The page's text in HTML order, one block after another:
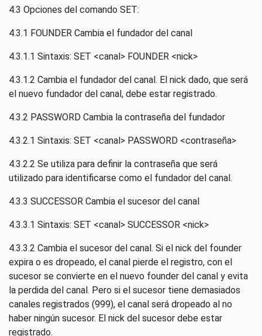
4.3 Opciones del comando SET:
4.3.1 FOUNDER Cambia el fundador del canal
4.3.1.1 Sintaxis: SET <canal> FOUNDER <nick>
4.3.1.2 Cambia el fundador del canal. El nick dado, que será
el nuevo fundador del canal, debe estar registrado.
4.3.2 PASSWORD Cambia la contraseña del fundador
4.3.2.1 Sintaxis: SET <canal> PASSWORD <contraseña>
4.3.2.2 Se utiliza para definir la contraseña que será
utilizado para identificarse como el fundador del canal.
4.3.3 SUCCESSOR Cambia el sucesor del canal
4.3.3.1 Sintaxis: SET <canal> SUCCESSOR <nick>
4.3.3.2 Cambia el sucesor del canal. Si el nick del founder
expira o es dropeado, el canal pierde el registro, con el
sucesor se convierte en el nuevo founder del canal y evita
la perdida del canal. Pero si el sucesor tiene demasiados
canales registrados (999), el canal será dropeado al no
haber ningún sucesor. El nick del sucesor debe estar
registrado.